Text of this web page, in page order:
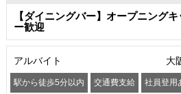
【ダイニングバー】オープニング
ー歓迎
アルバイト 大
駅から徒歩5分以内 交通費支給 社員登用